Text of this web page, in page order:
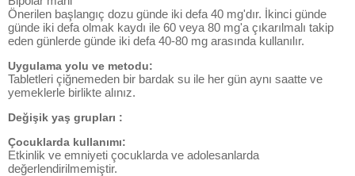
Önerilen başlangıç dozu günde iki defa 40 mg'dır. İkinci günde
günde iki defa olmak kaydı ile 60 veya 80 mg'a çıkarılmalı takip
eden günlerde günde iki defa 40-80 mg arasında kullanılır.
Uygulama yolu ve metodu:
Tabletleri çiğnemeden bir bardak su ile her gün aynı saatte ve
yemeklerle birlikte alınız.
Değişik yaş grupları :
Çocuklarda kullanımı:
Etkinlik ve emniyeti çocuklarda ve adolesanlarda
değerlendirilmemiştir.